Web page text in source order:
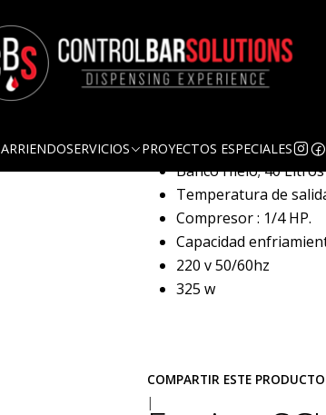
ARRIENDOSERVICIOS PROYECTOS ESPECIALES
Cantidad
Banco Hielo; 40 Litros
Temperatura de
Compresor : 1/4 HP.
Capacidad
220 v 50/60hz
325 w
COMPARTIR ESTE PRODUCTO
|